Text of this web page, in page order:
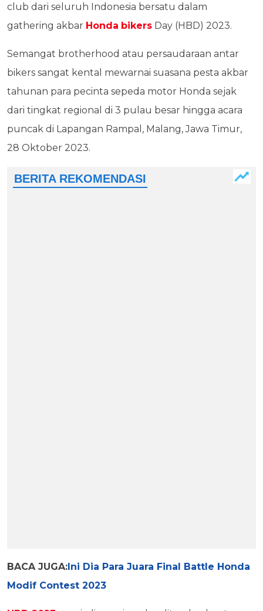
club dari seluruh Indonesia bersatu dalam
gathering akbar Honda bikers Day (HBD) 2023.
Semangat brotherhood atau persaudaraan antar
bikers sangat kental mewarnai suasana pesta akbar
tahunan para pecinta sepeda motor Honda sejak
dari tingkat regional di 3 pulau besar hingga acara
puncak di Lapangan Rampal, Malang, Jawa Timur,
28 Oktober 2023.
BACA JUGA:Ini Dia Para Juara Final Battle Honda
Modif Contest 2023